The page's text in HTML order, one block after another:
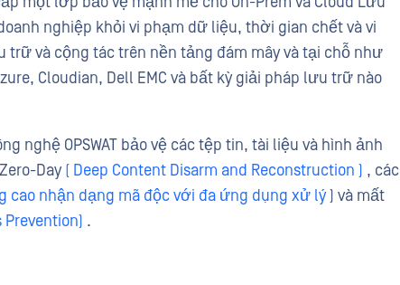
nghiệp khỏi vi phạm dữ liệu, thời gian chết và vi
và cộng tác trên nền tảng đám mây và tại chỗ như
Cloudian, Dell EMC và bất kỳ giải pháp lưu trữ nào
nghệ OPSWAT bảo vệ các tệp tin, tài liệu và hình ảnh
Day( Deep Content Disarm and Reconstruction ) , các
cao nhận dạng mã độc với đa ứng dụng xử lý) và mất
Prevention) .